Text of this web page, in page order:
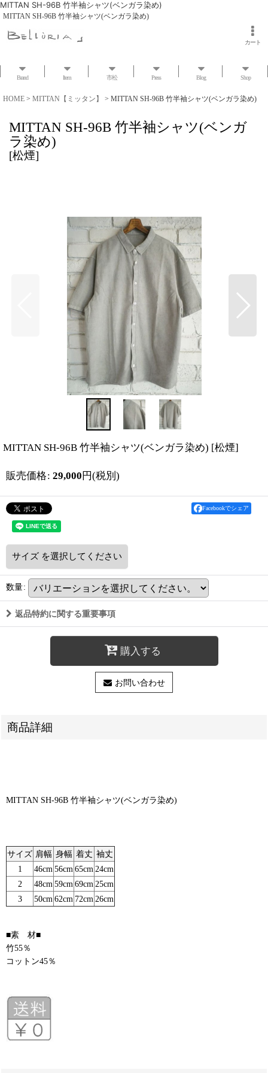
MITTAN SH-96B 竹半袖シャツ(ベンガラ染め)
MITTAN SH-96B 竹半袖シャツ(ベンガラ染め)
カート
Brand Item 市松 Press Blog Shop
HOME > MITTAN【ミッタン】 > MITTAN SH-96B 竹半袖シャツ(ベンガラ染め)
MITTAN SH-96B 竹半袖シャツ(ベンガ
ラ染め)
[松煙]
MITTAN SH-96B 竹半袖シャツ(ベンガラ染め) [松煙]
販売価格: 29,000 円(税別)
Facebookでシェア
サイズ を選択してください
数量:
返品特約に関する重要事項
購入する
お問い合わせ
商品詳細
MITTAN SH-96B 竹半袖シャツ(ベンガラ染め)
サイズ 肩幅 身幅 着丈 袖丈
1
46cm 56cm 65cm 24cm
2
48cm 59cm 69cm 25cm
3
50cm 62cm 72cm 26cm
■素 材■
竹55％
コットン45％